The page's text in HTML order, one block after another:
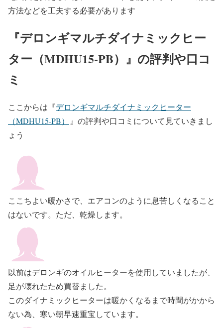
方法などを工夫する必要があります
『デロンギマルチダイナミックヒー
ター（MDHU15‐PB）』の評判や口コ
ミ
ここからは『デロンギマルチダイナミックヒーター
（MDHU15‐PB）
』の評判や口コミについて見ていきまし
ょう
ここちよい暖かさで、エアコンのように息苦しくなること
はないです。ただ、乾燥します。
以前はデロンギのオイルヒーターを使用していましたが、
足が壊れたため買替ました。
このダイナミックヒーターは暖かくなるまで時間がかから
ない為、寒い朝早速重宝しています。